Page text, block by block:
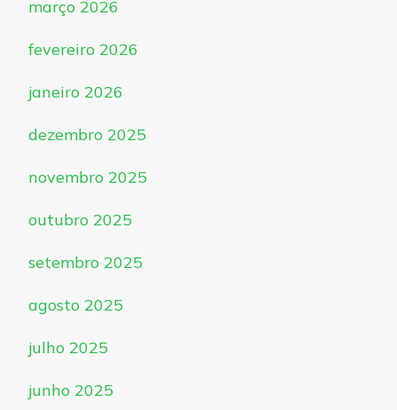
março 2026
fevereiro 2026
janeiro 2026
dezembro 2025
novembro 2025
outubro 2025
setembro 2025
agosto 2025
julho 2025
junho 2025